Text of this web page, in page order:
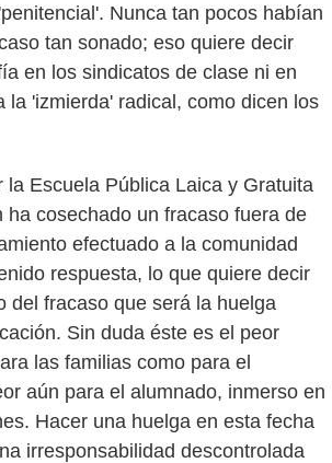
Nunca tan pocos habían
tan sonado; eso quiere decir
en los sindicatos de clase ni en
la 'izmierda' radical, como dicen los
la Escuela Pública Laica y Gratuita
ha cosechado un fracaso fuera de
efectuado a la comunidad
respuesta, lo que quiere decir
del fracaso que será la huelga
Sin duda éste es el peor
las familias como para el
aún para el alumnado, inmerso en
Hacer una huelga en esta fecha
irresponsabilidad descontrolada